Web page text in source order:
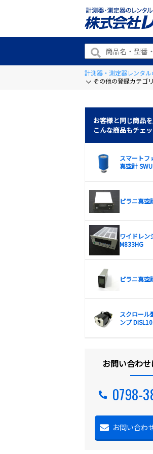
計測器・測定器レンタル
その他の登録カテゴ
お客様と同じ商品
こんな商品もチェ
スマートフ
真空計
ピラニ真空
ワイドレン
M833HG
ピラニ真空
スクロール
ンプ
お問い合わ
0798-
お問い合わ